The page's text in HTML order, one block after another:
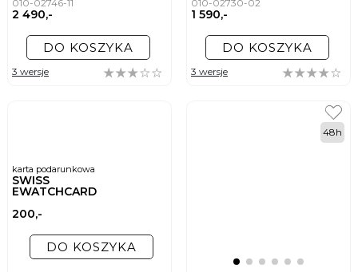
010-02746-11
2 490,-
DO KOSZYKA
3 wersje
010-02730-02
1 590,-
DO KOSZYKA
3 wersje
karta podarunkowa
SWISS
EWATCHCARD
200,-
DO KOSZYKA
48h